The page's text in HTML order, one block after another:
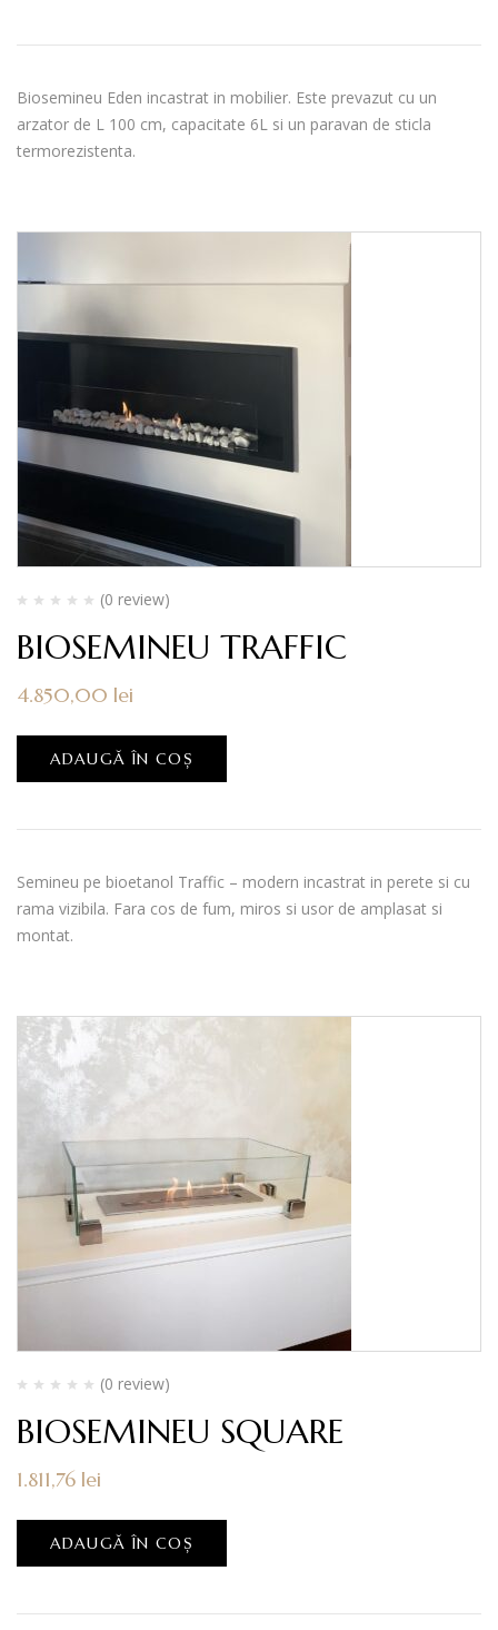
Biosemineu Eden incastrat in mobilier. Este prevazut cu un
arzator de L 100 cm, capacitate 6L si un paravan de sticla
termorezistenta.
(0 review)
BIOSEMINEU TRAFFIC
4.850,00 lei
ADAUGĂ ÎN COȘ
Semineu pe bioetanol Traffic – modern incastrat in perete si cu
rama vizibila. Fara cos de fum, miros si usor de amplasat si
montat.
(0 review)
BIOSEMINEU SQUARE
1.811,76 lei
ADAUGĂ ÎN COȘ